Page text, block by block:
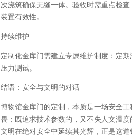
次浇筑确保无缝一体。验收时需重点检
装置有效性。
持续维护
定制化金库门需建立专属维护制度：定
压力测试。
结语：安全与文明的对话
博物馆金库门的定制，本质是一场安全
畏；既追求技术参数的，又不失人文温
文明在绝对安全中延续其光辉，正是这道